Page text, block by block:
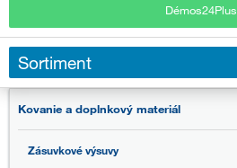
Démos24Plus
Sortiment
Kovanie a doplnkový materiál
Zásuvkové výsuvy